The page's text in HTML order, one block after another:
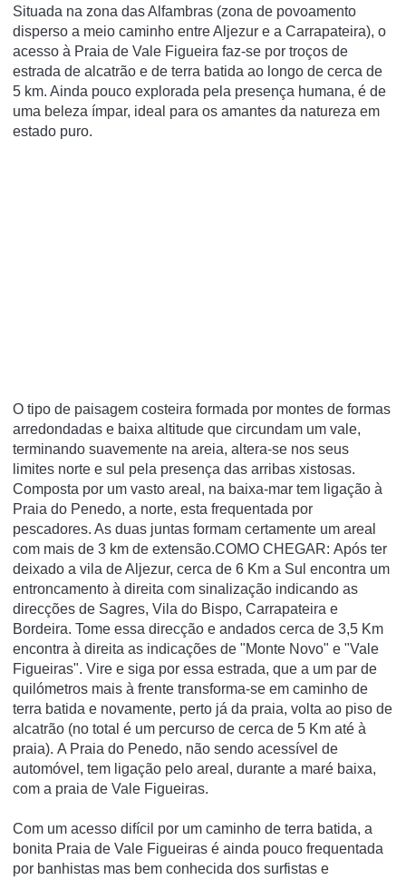
Situada na zona das Alfambras (zona de povoamento
disperso a meio caminho entre Aljezur e a Carrapateira), o
acesso à Praia de Vale Figueira faz-se por troços de
estrada de alcatrão e de terra batida ao longo de cerca de
5 km. Ainda pouco explorada pela presença humana, é de
uma beleza ímpar, ideal para os amantes da natureza em
estado puro.
O tipo de paisagem costeira formada por montes de formas
arredondadas e baixa altitude que circundam um vale,
terminando suavemente na areia, altera-se nos seus
limites norte e sul pela presença das arribas xistosas.
Composta por um vasto areal, na baixa-mar tem ligação à
Praia do Penedo, a norte, esta frequentada por
pescadores. As duas juntas formam certamente um areal
com mais de 3 km de extensão.COMO CHEGAR: Após ter
deixado a vila de Aljezur, cerca de 6 Km a Sul encontra um
entroncamento à direita com sinalização indicando as
direcções de Sagres, Vila do Bispo, Carrapateira e
Bordeira. Tome essa direcção e andados cerca de 3,5 Km
encontra à direita as indicações de "Monte Novo" e "Vale
Figueiras". Vire e siga por essa estrada, que a um par de
quilómetros mais à frente transforma-se em caminho de
terra batida e novamente, perto já da praia, volta ao piso de
alcatrão (no total é um percurso de cerca de 5 Km até à
praia). A Praia do Penedo, não sendo acessível de
automóvel, tem ligação pelo areal, durante a maré baixa,
com a praia de Vale Figueiras.
Com um acesso difícil por um caminho de terra batida, a
bonita Praia de Vale Figueiras é ainda pouco frequentada
por banhistas mas bem conhecida dos surfistas e